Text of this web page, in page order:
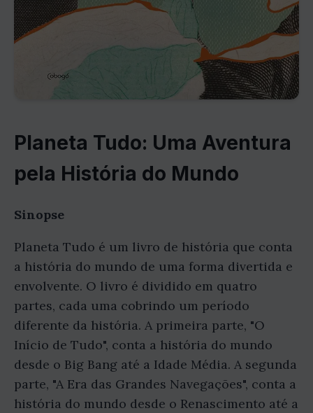
Planeta Tudo: Uma Aventura
pela História do Mundo
Sinopse
Planeta Tudo é um livro de história que conta
a história do mundo de uma forma divertida e
envolvente. O livro é dividido em quatro
partes, cada uma cobrindo um período
diferente da história. A primeira parte, "O
Início de Tudo", conta a história do mundo
desde o Big Bang até a Idade Média. A segunda
parte, "A Era das Grandes Navegações", conta a
história do mundo desde o Renascimento até a